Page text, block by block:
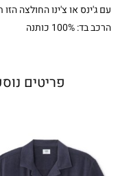
עם ג'ינס או צ'ינו החולצה
הרכב בד: 100% כותנה
פריטים